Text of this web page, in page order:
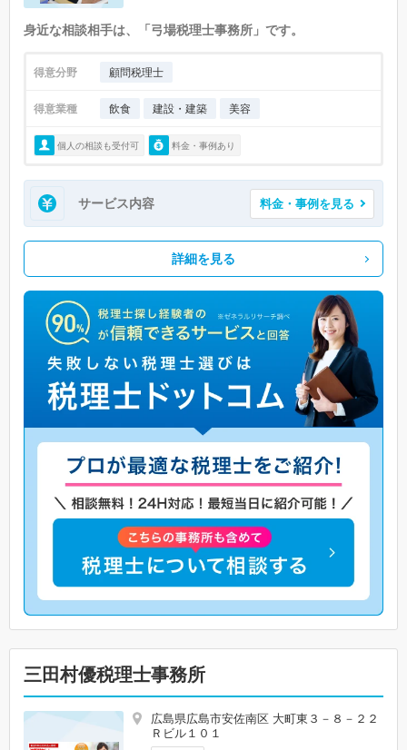
身近な相談相手は、「弓場税理士事務所」です。
得意分野 顧問税理士
得意業種 飲食 建設・建築 美容
個人の相談も受付可 料金・事例あり
サービス内容 料金・事例を見る
詳細を見る
三田村優税理士事務所
広島県広島市安佐南区 大町東３－８－２２
Ｒビル１０１